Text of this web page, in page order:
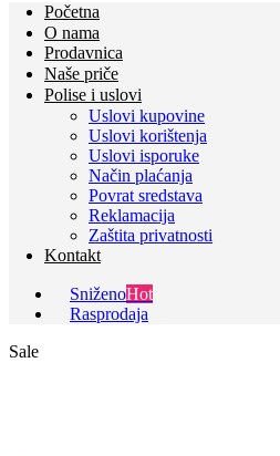
Početna
O nama
Prodavnica
Naše priče
Polise i uslovi
Uslovi kupovine
Uslovi korištenja
Uslovi isporuke
Način plaćanja
Povrat sredstava
Reklamacija
Zaštita privatnosti
Kontakt
SniženoHot
Rasprodaja
Sale